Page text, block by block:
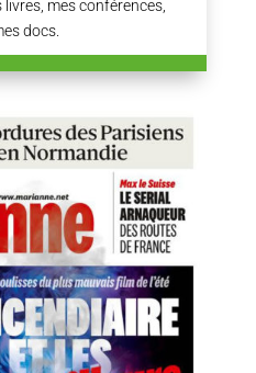
mes conférences,
docs.